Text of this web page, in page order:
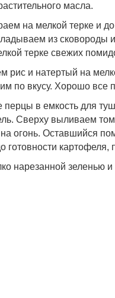
масла.
на мелкой терке и
из
терке свежих
и натертый на
по вкусу. Хорошо
в емкость для
Сверху выливаем
огонь. Оставшийся
картофеля,
нарезанной зеленью и